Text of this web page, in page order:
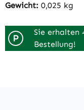
Gewicht: 0,025 kg
P
Sie erhalten
Bestellung!